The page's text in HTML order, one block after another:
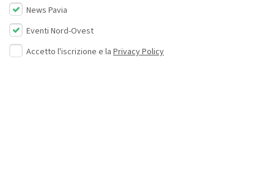
News Pavia
Eventi Nord-Ovest
Accetto l'iscrizione e la Privacy Policy